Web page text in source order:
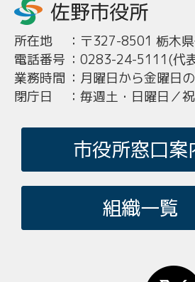
所在地 ： 〒327-8501 栃木
電話番号 ： 0283-24-5111(代
業務時間 ： 月曜日から金曜日
閉庁日
： 毎週土・日曜日／
市役所窓口案
組織一覧